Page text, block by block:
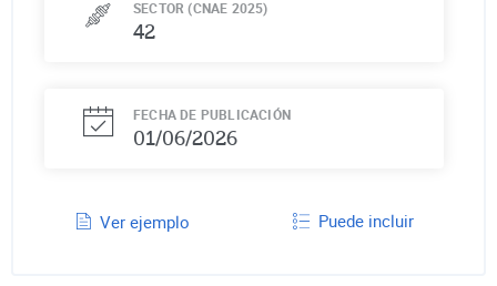
SECTOR (CNAE 2025)
42
FECHA DE PUBLICACIÓN
01/06/2026
Ver ejemplo Puede incluir